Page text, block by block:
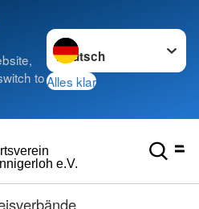
to
Sprache wechseln zu
Alles klar
e.V.